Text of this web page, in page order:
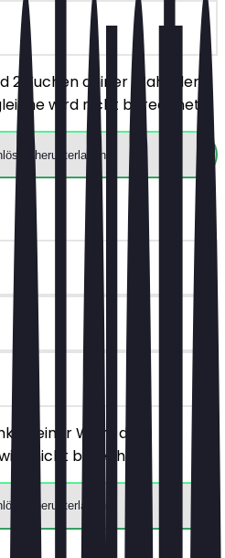
2 Kuchen deiner Wahl, der
wird nicht berechnet.
herunterladen
deiner Wahl, das
nicht berechnet.
herunterladen